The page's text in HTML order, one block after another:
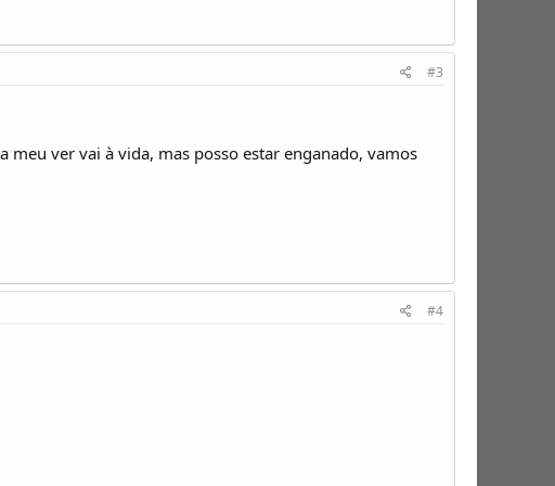
#3
ver vai à vida, mas posso estar enganado, vamos
#4